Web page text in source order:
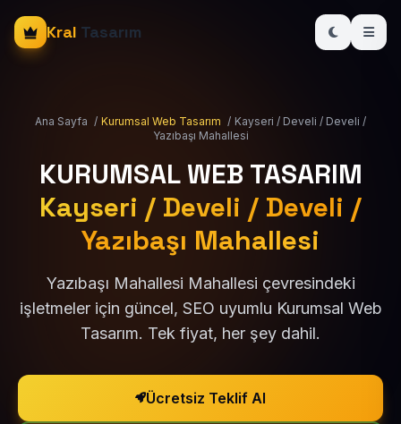
Kral Tasarım
Ana Sayfa / Kurumsal Web Tasarım / Kayseri / Develi / Develi /
Yazıbaşı Mahallesi
KURUMSAL WEB TASARIM
Kayseri / Develi / Develi /
Yazıbaşı Mahallesi
Yazıbaşı Mahallesi Mahallesi çevresindeki
işletmeler için güncel, SEO uyumlu Kurumsal Web
Tasarım. Tek fiyat, her şey dahil.
Ücretsiz Teklif Al